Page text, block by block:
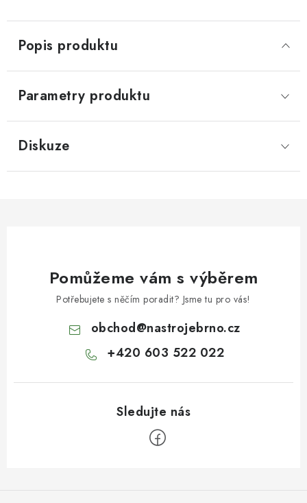
Popis produktu
Parametry produktu
Diskuze
Pomůžeme vám s výběrem
Potřebujete s něčím poradit? Jsme tu pro vás!
obchod@nastrojebrno.cz
+420 603 522 022